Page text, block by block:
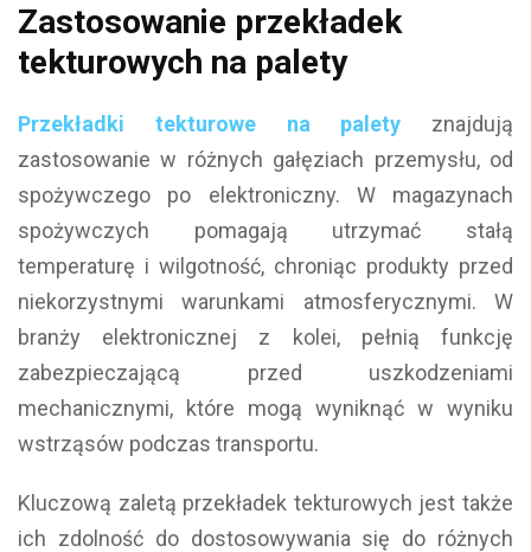
Zastosowanie przekładek
tekturowych na palety
Przekładki tekturowe na palety znajdują
zastosowanie w różnych gałęziach przemysłu, od
spożywczego po elektroniczny. W magazynach
spożywczych pomagają utrzymać stałą
temperaturę i wilgotność, chroniąc produkty przed
niekorzystnymi warunkami atmosferycznymi. W
branży elektronicznej z kolei, pełnią funkcję
zabezpieczającą przed uszkodzeniami
mechanicznymi, które mogą wyniknąć w wyniku
wstrząsów podczas transportu.
Kluczową zaletą przekładek tekturowych jest także
ich zdolność do dostosowywania się do różnych